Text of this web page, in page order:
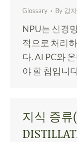
Glossary By 감자
NPU는 신경
적으로 처리
다. AI PC와
야 할 칩입니
지식 증류